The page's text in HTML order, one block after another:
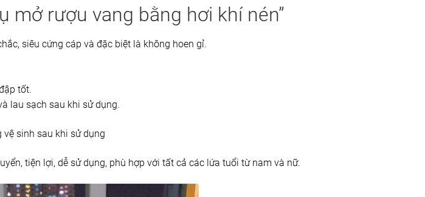
mở rượu vang bằng hơi khí nén”
siêu cứng cáp và đặc biệt là không hoen gỉ.
tốt.
lau sạch sau khi sử dụng.
vệ sinh sau khi sử dụng
tiện lợi, dễ sử dụng, phù hợp với tất cả các lứa tuổi từ nam và nữ.